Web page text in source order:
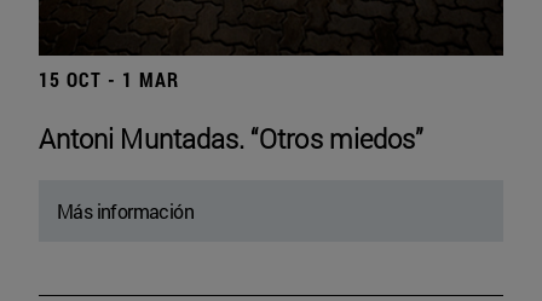
15 OCT - 1 MAR
Antoni Muntadas. “Otros miedos”
Más información